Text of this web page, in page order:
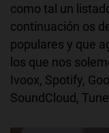
como tal un
continuación os
populares y que
los que nos
Ivoox, Spotify,
SoundCloud,